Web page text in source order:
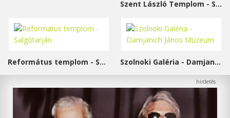
Szent László Templom - Sárvár
Református templom - Salgótarján Szolnoki Galéria - Damjanich János Múzeum